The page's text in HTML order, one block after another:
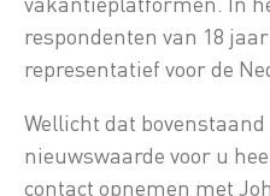
respondenten van 18
representatief voor de
Wellicht dat
nieuwswaarde voor u
contact opnemen met